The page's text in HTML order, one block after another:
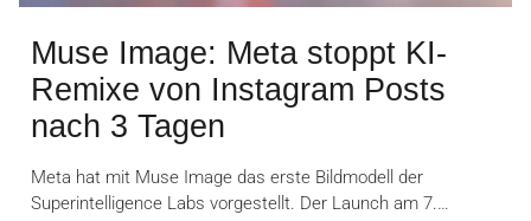
Muse Image: Meta stoppt KI-
Remixe von Instagram Posts
nach 3 Tagen
Meta hat mit Muse Image das erste Bildmodell der
Superintelligence Labs vorgestellt. Der Launch am 7.…